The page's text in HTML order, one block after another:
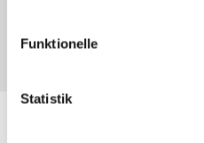
Funktionelle
Statistik